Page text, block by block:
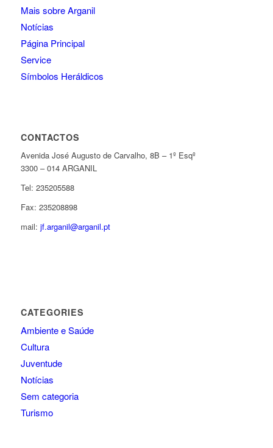
Mais sobre Arganil
Notícias
Página Principal
Service
Símbolos Heráldicos
CONTACTOS
Avenida José Augusto de Carvalho, 8B – 1º Esqº
3300 – 014 ARGANIL
Tel: 235205588
Fax: 235208898
mail: jf.arganil@arganil.pt
CATEGORIES
Ambiente e Saúde
Cultura
Juventude
Notícias
Sem categoria
Turismo